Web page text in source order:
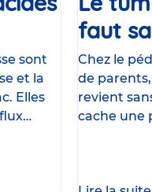
sont
et la
Elles
faut
Chez le
de
revient
cache une